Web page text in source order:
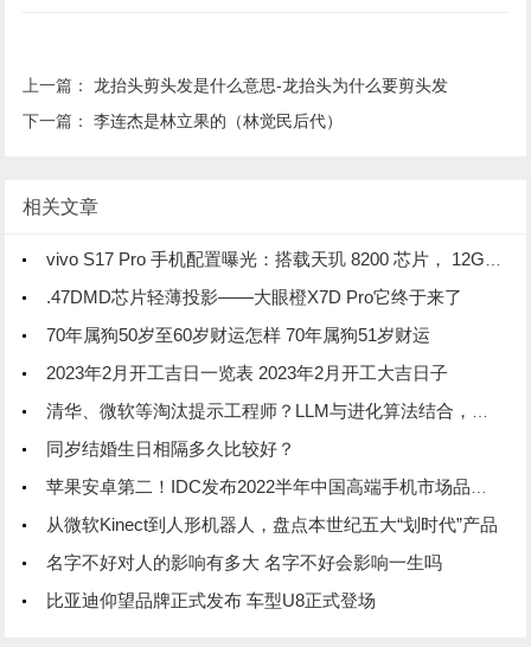
上一篇：龙抬头剪头发是什么意思-龙抬头为什么要剪头发
下一篇：李连杰是林立果的（林觉民后代）
相关文章
vivo S17 Pro 手机配置曝光：搭载天玑 8200 芯片， 12GB 内存
.47DMD芯片轻薄投影——大眼橙X7D Pro它终于来了
70年属狗50岁至60岁财运怎样 70年属狗51岁财运
2023年2月开工吉日一览表 2023年2月开工大吉日子
清华、微软等淘汰提示工程师？LLM与进化算法结合，创造超强提示优化器
同岁结婚生日相隔多久比较好？
苹果安卓第二！IDC发布2022半年中国高端手机市场品牌份额排行榜
从微软Kinect到人形机器人，盘点本世纪五大“划时代”产品
名字不好对人的影响有多大 名字不好会影响一生吗
比亚迪仰望品牌正式发布 车型U8正式登场